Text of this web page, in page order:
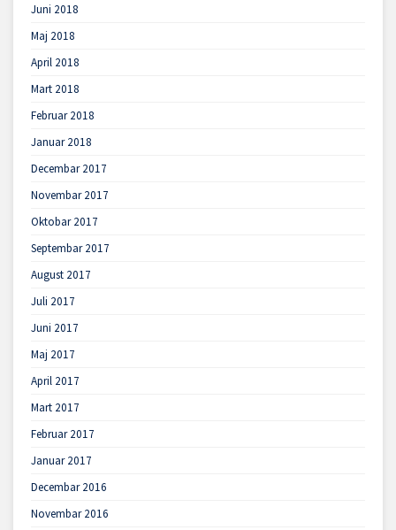
Juni 2018
Maj 2018
April 2018
Mart 2018
Februar 2018
Januar 2018
Decembar 2017
Novembar 2017
Oktobar 2017
Septembar 2017
August 2017
Juli 2017
Juni 2017
Maj 2017
April 2017
Mart 2017
Februar 2017
Januar 2017
Decembar 2016
Novembar 2016